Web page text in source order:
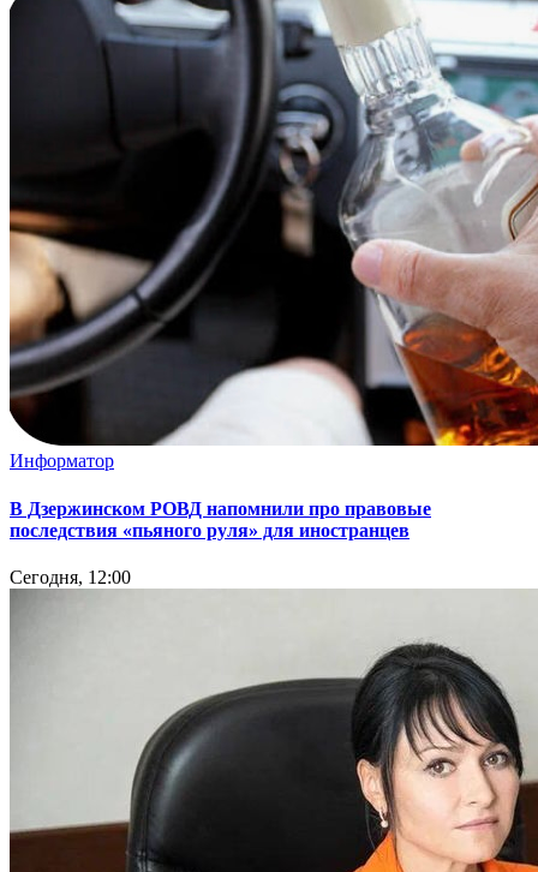
Информатор
В Дзержинском РОВД напомнили про правовые
последствия «пьяного руля» для иностранцев
Сегодня, 12:00